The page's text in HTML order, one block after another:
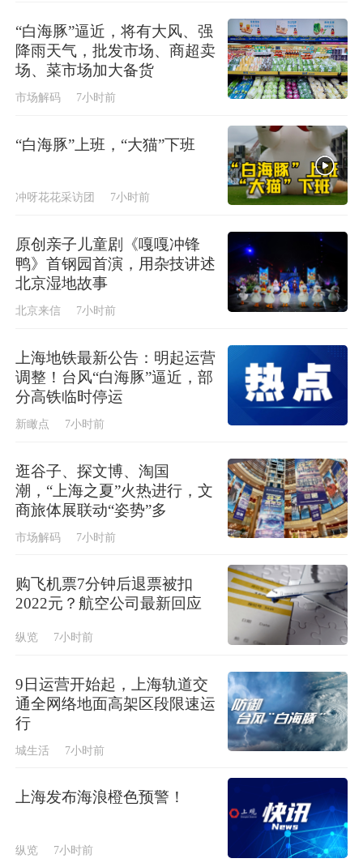
“白海豚”逼近，将有大风、强
降雨天气，批发市场、商超卖
场、菜市场加大备货
市场解码 7小时前
“白海豚”上班，“大猫”下班
冲呀花花采访团 7小时前
原创亲子儿童剧《嘎嘎冲锋
鸭》首钢园首演，用杂技讲述
北京湿地故事
北京来信 7小时前
上海地铁最新公告：明起运营
调整！台风“白海豚”逼近，部
分高铁临时停运
新瞰点 7小时前
逛谷子、探文博、淘国
潮，“上海之夏”火热进行，文
商旅体展联动“姿势”多
市场解码 7小时前
购飞机票7分钟后退票被扣
2022元？航空公司最新回应
纵览 7小时前
9日运营开始起，上海轨道交
通全网络地面高架区段限速运
行
城生活 7小时前
上海发布海浪橙色预警！
纵览 7小时前